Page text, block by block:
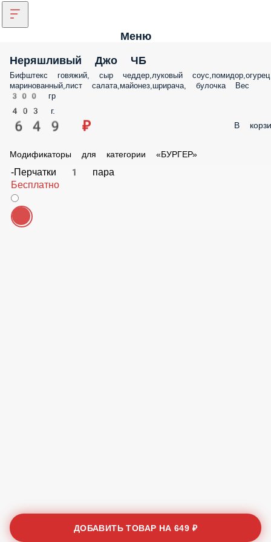
Меню
Неряшливый Джо ЧБ
Бифштекс говяжий, сыр чеддер,луковый соус,помидор,огурец
маринованный,лист салата,майонез,шрирача, булочка Вес 300 гр
403 г.
649 ₽
-Перчатки 1 пара
Бесплатно
ДОБАВИТЬ ТОВАР НА649 ₽